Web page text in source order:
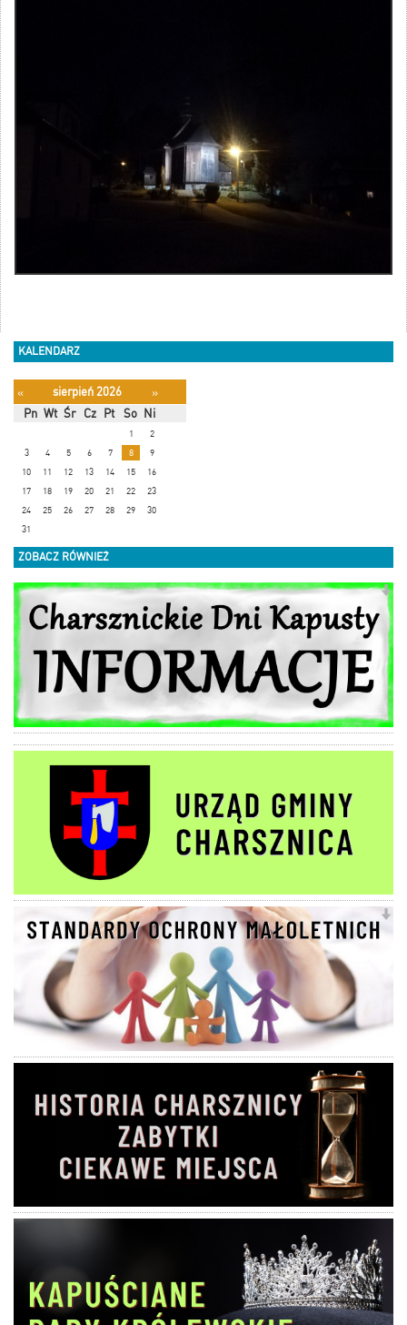
KALENDARZ
« sierpień 2026
»
Pn Wt Śr Cz Pt So Ni
1
2
3
4 5 6 7 8
9
10
11 12 13 14 15
16
17
18 19 20 21 22
23
24
25 26 27 28 29
30
31
ZOBACZ RÓWNIEŻ